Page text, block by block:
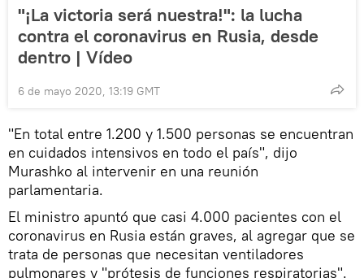
"¡La victoria será nuestra!": la lucha
contra el coronavirus en Rusia, desde
dentro | Vídeo
6 de mayo 2020, 13:19 GMT
"En total entre 1.200 y 1.500 personas se encuentran
en cuidados intensivos en todo el país", dijo
Murashko al intervenir en una reunión
parlamentaria.
El ministro apuntó que casi 4.000 pacientes con el
coronavirus en Rusia están graves, al agregar que se
trata de personas que necesitan ventiladores
pulmonares y "prótesis de funciones respiratorias".